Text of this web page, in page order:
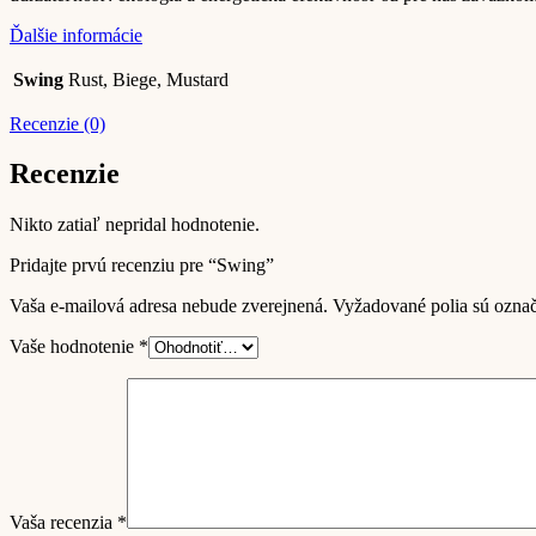
Ďalšie informácie
Swing Rust, Biege, Mustard
Recenzie (0)
Recenzie
Nikto zatiaľ nepridal hodnotenie.
Pridajte prvú recenziu pre “Swing”
Vaša e-mailová adresa nebude zverejnená. Vyžadované polia sú
Vaše hodnotenie *
Vaša recenzia *